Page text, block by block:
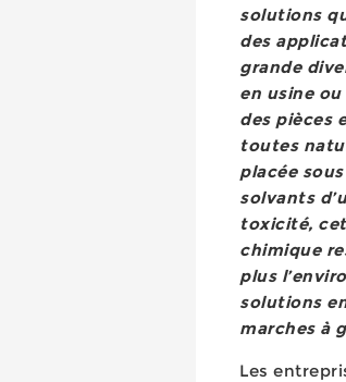
solutions
des
grande
en usine
des pièces
toutes
placée
solvants
toxicité,
chimique
plus
solutions
marches à
Les